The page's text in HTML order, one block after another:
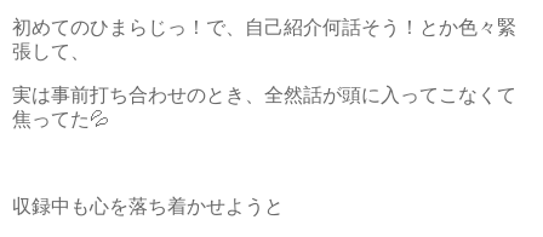
初めてのひまらじっ！で、自己紹介何話そう！とか色々緊
張して、
実は事前打ち合わせのとき、全然話が頭に入ってこなくて
焦ってた💦
収録中も心を落ち着かせようと